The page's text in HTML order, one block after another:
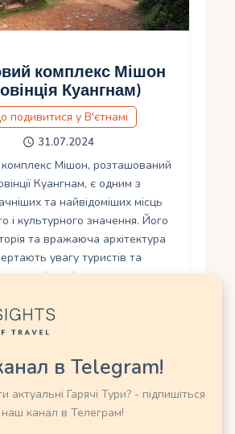
комплекс Мішон
Куангнам)
подивитися у В'єтнамі
31.07.2024
Мішон, розташований
Куангнам, є одним з
та найвідоміших місць
і культурного значення. Його
та вражаюча архітектура
увагу туристів та
дослідників з…
в Telegram!
актуальні Гарячі Тури? - підпишіться
канал в Телеграм!